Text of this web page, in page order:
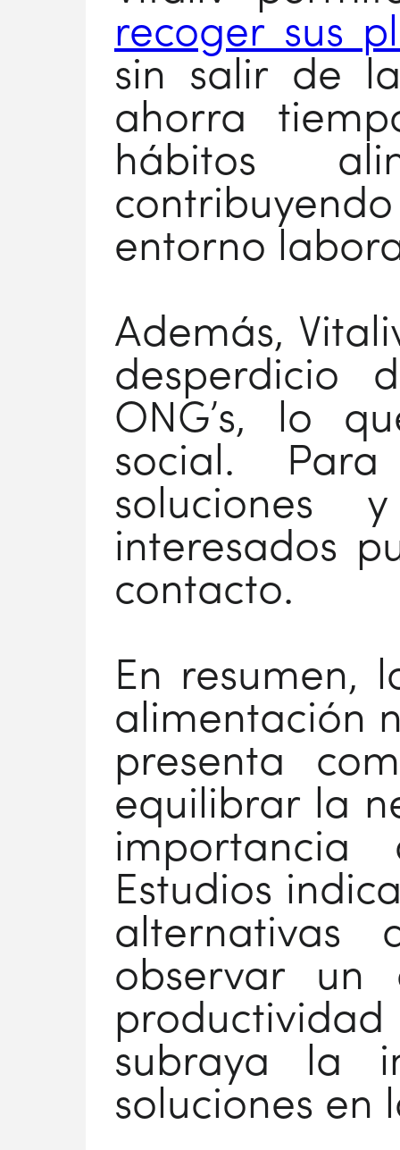
recoger sus
sin salir de
ahorra
hábitos
entorno
Además,
desperdicio
ONG’s, lo
social.
soluciones
interesados
contacto.
En resumen,
alimentación
presenta
equilibrar la
Estudios
alternativas
observar un
subraya la
soluciones en